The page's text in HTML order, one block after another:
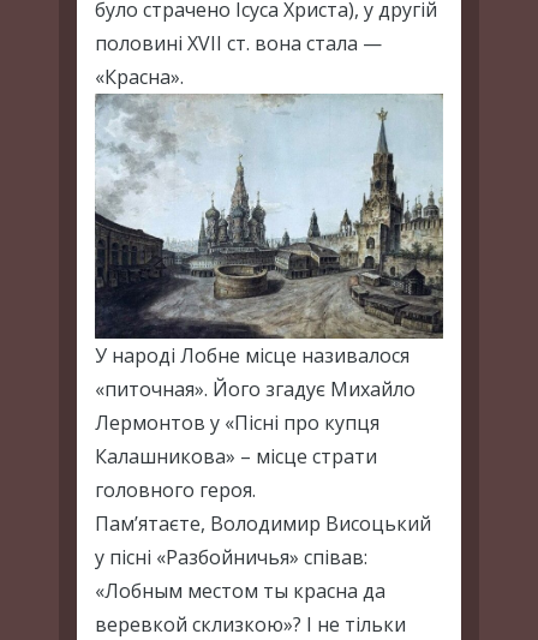
було страчено Ісуса Христа), у другій
половині XVII ст. вона стала —
«Красна».
У народі Лобне місце називалося
«питочная». Його згадує Михайло
Лермонтов у «Пісні про купця
Калашникова» – місце страти
головного героя.
Пам’ятаєте, Володимир Висоцький
у пісні «Разбойничья» співав:
«Лобным местом ты красна да
веревкой склизкою»? І не тільки